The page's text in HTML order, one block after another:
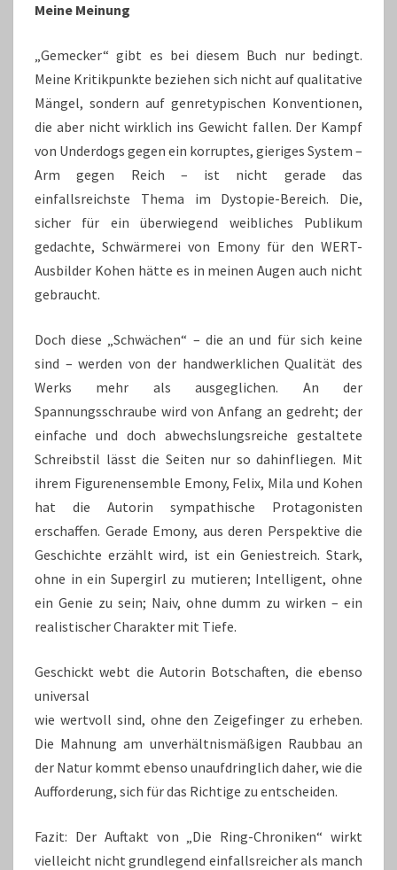
Meine Meinung
„Gemecker“ gibt es bei diesem Buch nur bedingt.
Meine Kritikpunkte beziehen sich nicht auf qualitative
Mängel, sondern auf genretypischen Konventionen,
die aber nicht wirklich ins Gewicht fallen. Der Kampf
von Underdogs gegen ein korruptes, gieriges System –
Arm gegen Reich – ist nicht gerade das
einfallsreichste Thema im Dystopie-Bereich. Die,
sicher für ein überwiegend weibliches Publikum
gedachte, Schwärmerei von Emony für den WERT-
Ausbilder Kohen hätte es in meinen Augen auch nicht
gebraucht.
Doch diese „Schwächen“ – die an und für sich keine
sind – werden von der handwerklichen Qualität des
Werks mehr als ausgeglichen. An der
Spannungsschraube wird von Anfang an gedreht; der
einfache und doch abwechslungsreiche gestaltete
Schreibstil lässt die Seiten nur so dahinfliegen. Mit
ihrem Figurenensemble Emony, Felix, Mila und Kohen
hat die Autorin sympathische Protagonisten
erschaffen. Gerade Emony, aus deren Perspektive die
Geschichte erzählt wird, ist ein Geniestreich. Stark,
ohne in ein Supergirl zu mutieren; Intelligent, ohne
ein Genie zu sein; Naiv, ohne dumm zu wirken – ein
realistischer Charakter mit Tiefe.
Geschickt webt die Autorin Botschaften, die ebenso
universal
wie wertvoll sind, ohne den Zeigefinger zu erheben.
Die Mahnung am unverhältnismäßigen Raubbau an
der Natur kommt ebenso unaufdringlich daher, wie die
Aufforderung, sich für das Richtige zu entscheiden.
Fazit: Der Auftakt von „Die Ring-Chroniken“ wirkt
vielleicht nicht grundlegend einfallsreicher als manch